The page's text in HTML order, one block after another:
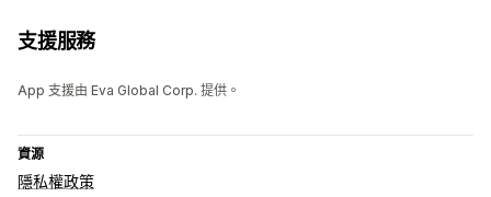
支援服務
App 支援由 Eva Global Corp. 提供。
資源
隱私權政策